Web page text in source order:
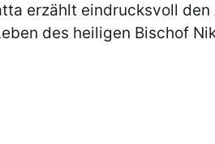
erzählt eindrucksvoll
des heiligen Bischof